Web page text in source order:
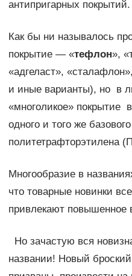
антипригарных покрытий.
Как бы ни называлось
покрытие — «тефлон»,
«адгеласт»,
и иные варианты), но в
«многоликое» покрытие
одного и того же
политетрафторэтилена
Многообразие в
что товарные новинки
привлекают повышенное
Но зачастую вся
названии! Новый